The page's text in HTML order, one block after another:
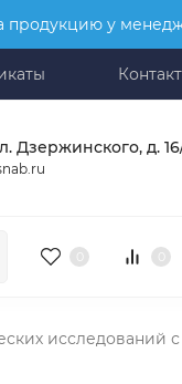
продукцию у
Дзержинского, д.
исследований